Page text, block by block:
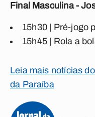
Final Masculina -
15h30 | Pré-jogo
15h45 | Rola a
Leia mais notícias
da Paraíba